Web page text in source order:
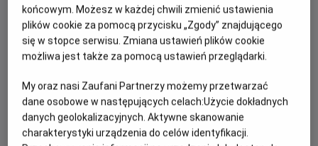
Метт Деймон, Адам Драйвер, Бен Аффлек
на тлі Столітньої війни, та розкриває безмежну могутність
чоловіків, крихкість правосуддя та відважність однієї
жінки, яка готова стати проти всіх, щоб правда перемогла.
Фільм, заснований на реальних подіях, проливає світло на
Франції: між Жаном де Карружем та Жаком Ле Ґрі,
колишніми друзями, які стали ворогами. Карруж –
поважний лицар, знаний своєю відвагою та майстерністю
końcowym. Możesz w każdej chwili zmienić ustawienia
plików cookie za pomocą przycisku „Zgody” znajdującego
się w stopce serwisu. Zmiana ustawień plików cookie
możliwa jest także za pomocą ustawień przeglądarki.
My oraz nasi Zaufani Partnerzy możemy przetwarzać
dane osobowe w następujących celach:Użycie dokładnych
danych geolokalizacyjnych. Aktywne skanowanie
charakterystyki urządzenia do celów identyfikacji.